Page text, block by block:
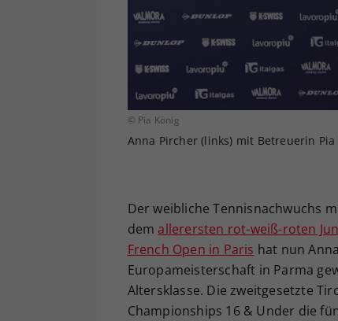
© Pia König
Anna Pircher (links) mit Betreuerin Pia
Der weibliche Tennisnachwuchs
demallerersten rot-weiß-roten
French Open in Paris hat nun
Europameisterschaft in Parma
Altersklasse. Die zweitgesetzte
Championships 16 & Under die